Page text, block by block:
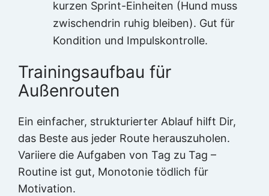
kurzen Sprint-Einheiten (Hund muss
zwischendrin ruhig bleiben). Gut für
Kondition und Impulskontrolle.
Trainingsaufbau für
Außenrouten
Ein einfacher, strukturierter Ablauf hilft Dir,
das Beste aus jeder Route herauszuholen.
Variiere die Aufgaben von Tag zu Tag –
Routine ist gut, Monotonie tödlich für
Motivation.